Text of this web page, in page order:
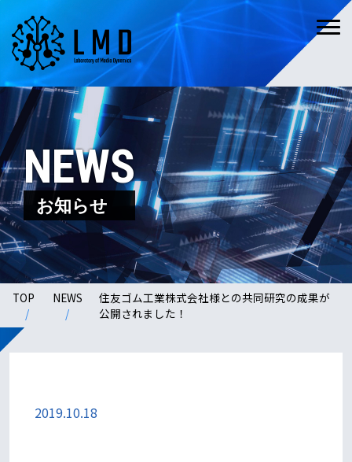
NEWS
お知らせ
TOP NEWS
住友ゴム工業株式会社様との共同研究の成果が
公開されました！
2019.10.18